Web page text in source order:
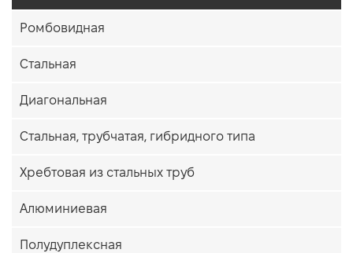
Ромбовидная
Стальная
Диагональная
Стальная, трубчатая, гибридного типа
Хребтовая из стальных труб
Алюминиевая
Полудуплексная